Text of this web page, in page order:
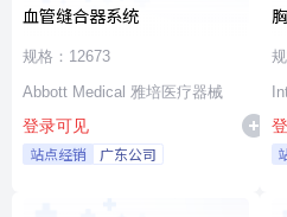
血管缝合器系统
规格：12673
Abbott Medical 雅培医疗器械
登录可见
站点经销 广东公司
司